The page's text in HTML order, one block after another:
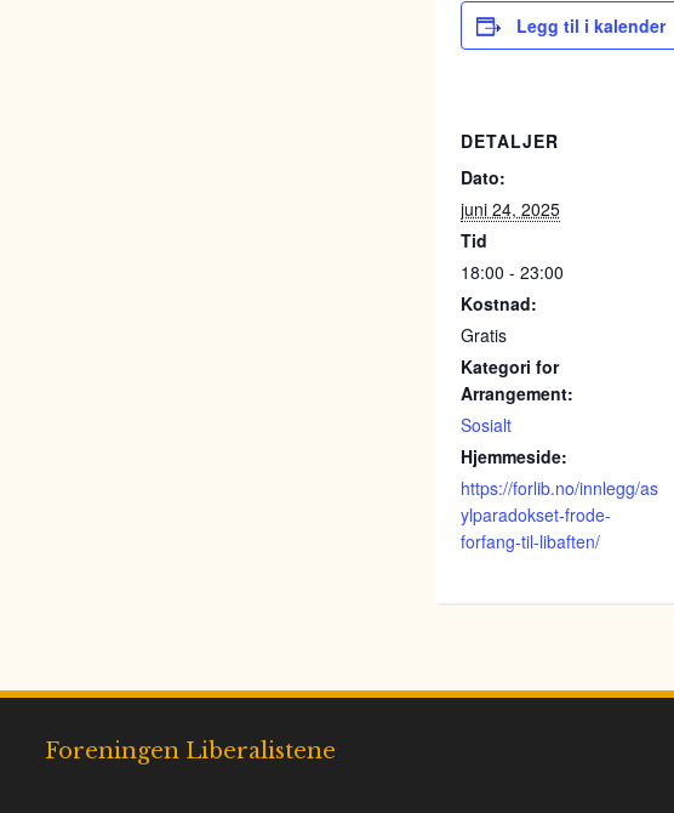
Legg til i kalender
DETALJER
Dato:
juni 24, 2025
Tid
18:00 - 23:00
Kostnad:
Gratis
Kategori for
Arrangement:
Sosialt
Hjemmeside:
https://forlib.no/innlegg/as
ylparadokset-frode-
forfang-til-libaften/
Foreningen Liberalistene